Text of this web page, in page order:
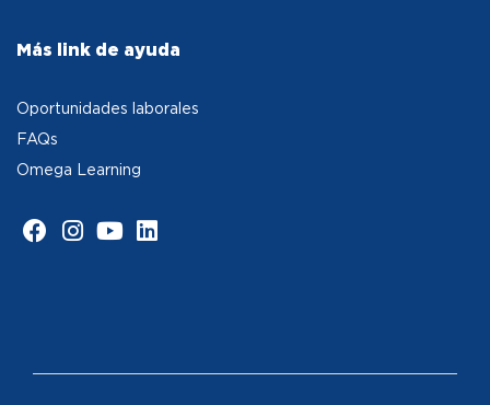
Más link de ayuda
Oportunidades laborales
FAQs
Omega Learning